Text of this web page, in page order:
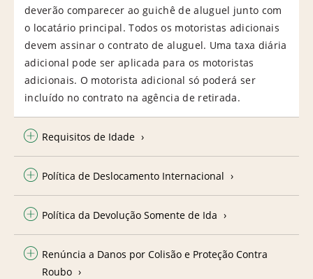
deverão comparecer ao guichê de aluguel junto com
o locatário principal. Todos os motoristas adicionais
devem assinar o contrato de aluguel. Uma taxa diária
adicional pode ser aplicada para os motoristas
adicionais. O motorista adicional só poderá ser
incluído no contrato na agência de retirada.
Requisitos de Idade
Política de Deslocamento Internacional
Política da Devolução Somente de Ida
Renúncia a Danos por Colisão e Proteção Contra
Roubo